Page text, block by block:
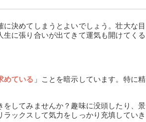
決めてしまうとよいでしょう。壮大な目
に張り合いが出てきて運気も開けてくる
めている 」ことを暗示しています。特に精
してみませんか？趣味に没頭したり、景
ックスして気力をしっかり充填していき